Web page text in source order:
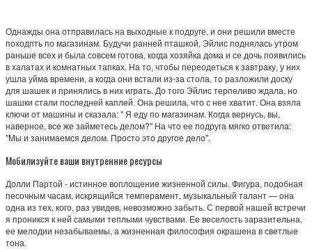
Однажды она отправилась на выходные к подруге, и они решили вместе
походпть по магазинам. Будучи ранней пташкой, Эйлис поднялась утром
раньше всех и была совсем готова, когда хозяйка дома и се дочь появились
в халатах и комнатных тапках. На то, чтобы переодеться к завтраку, у них
ушла уйма времени, а когда они встали из-за стола, то разложили доску
для шашек и принялись в них играть. До того Эйлис терпеливо ждала, но
шашки стали последней каплей. Она решила, что с нее хватит. Она взяла
ключи от машины и сказала: " Я еду по магазинам. Когда вернусь, вы,
наверное, все же займетесь делом?" На что ее подруга мягко ответила:
"Мы и занимаемся делом. Просто это другое дело".
Мобилизуйте ваши внутренние ресурсы
Долли Партой - истинное воплощение жизненной силы. Фигура, подобная
песочным часам, искрящийся темперамент, музыкальный талант — она
одна из тех, кого, раз увидев, невозможно забыть. С первой нашей встречи
я проникся к ней самыми теплыми чувствами. Ее веселость заразительна,
ее мелодии незабываемы, а жизненная философия окрашена в светлые
тона.